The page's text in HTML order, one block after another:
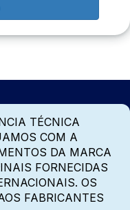
TÉCNICA
COM A
DA MARCA
FORNECIDAS
OS
FABRICANTES